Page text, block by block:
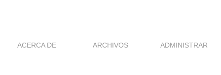
ACERCA DE ARCHIVOS ADMINISTRAR